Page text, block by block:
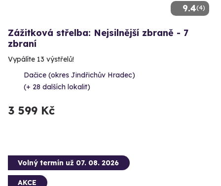
9.4(4)
Zážitková střelba: Nejsilnější zbraně - 7
zbraní
Vypálíte 13 výstřelů!
Dačice (okres Jindřichův Hradec)
(+ 28 dalších lokalit)
3 599 Kč
Volný termín už 07. 08. 2026
AKCE